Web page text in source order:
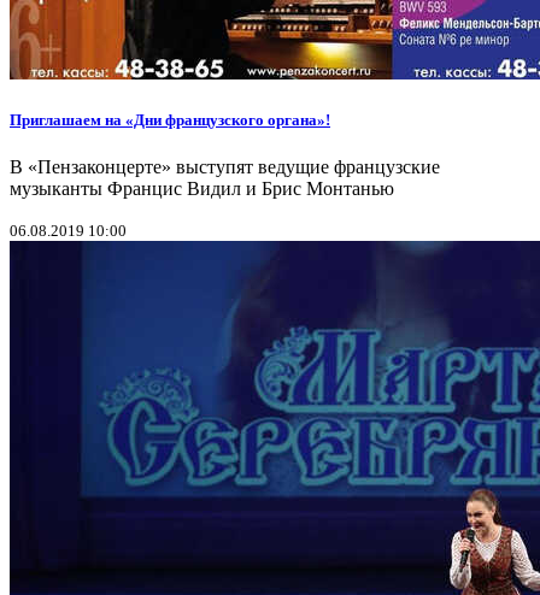
Приглашаем на «Дни французского органа»!
В «Пензаконцерте» выступят ведущие французские
музыканты Францис Видил и Брис Монтанью
06.08.2019 10:00